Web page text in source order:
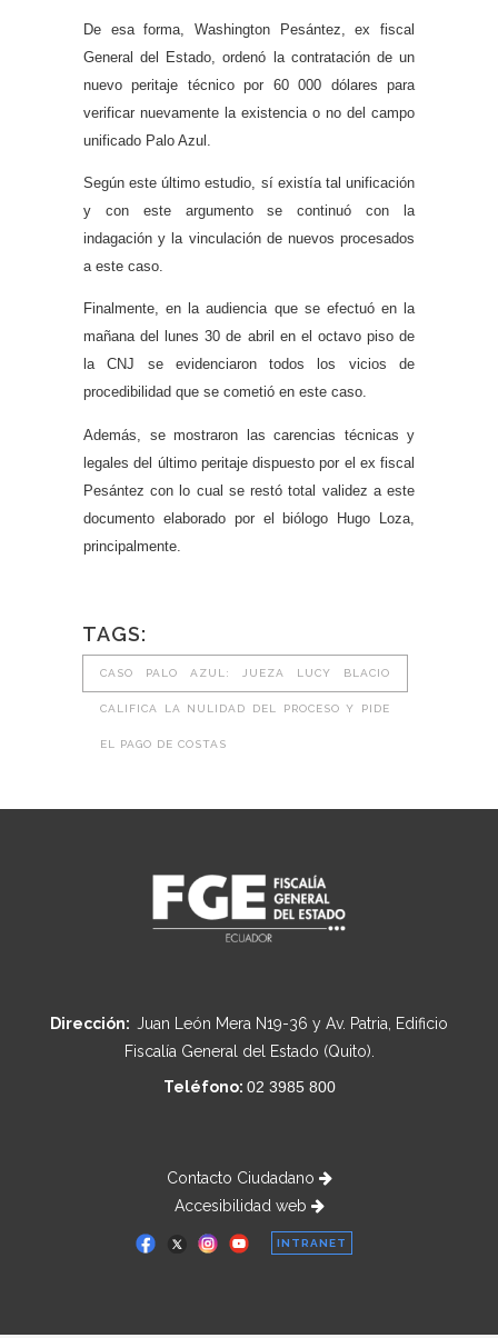
De esa forma, Washington Pesántez, ex fiscal
General del Estado, ordenó la contratación de un
nuevo peritaje técnico por 60 000 dólares para
verificar nuevamente la existencia o no del campo
unificado Palo Azul.
Según este último estudio, sí existía tal unificación
y con este argumento se continuó con la
indagación y la vinculación de nuevos procesados
a este caso.
Finalmente, en la audiencia que se efectuó en la
mañana del lunes 30 de abril en el octavo piso de
la CNJ se evidenciaron todos los vicios de
procedibilidad que se cometió en este caso.
Además, se mostraron las carencias técnicas y
legales del último peritaje dispuesto por el ex fiscal
Pesántez con lo cual se restó total validez a este
documento elaborado por el biólogo Hugo Loza,
principalmente.
TAGS:
CASO PALO AZUL: JUEZA LUCY BLACIO
CALIFICA LA NULIDAD DEL PROCESO Y PIDE
EL PAGO DE COSTAS
Dirección: Juan León Mera N19-36 y Av. Patria, Edificio
Fiscalía General del Estado (Quito).
Teléfono: 02 3985 800
Contacto Ciudadano
Accesibilidad web
INTRANET